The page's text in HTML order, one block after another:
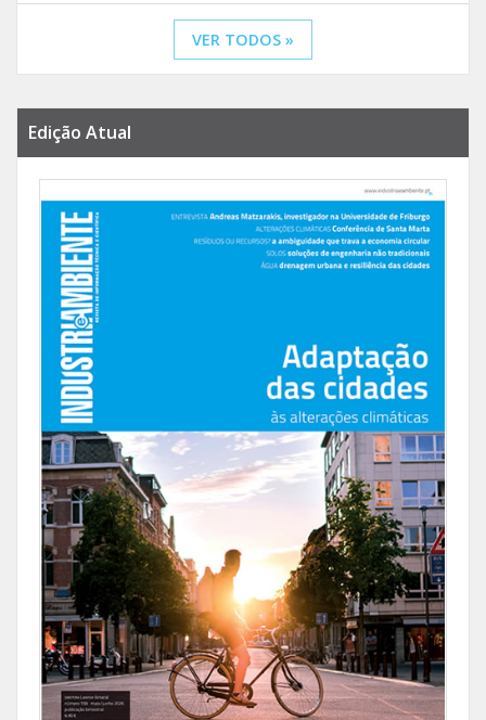
VER TODOS »
Edição Atual